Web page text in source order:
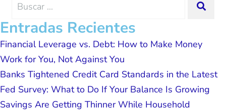
possible because of J Miller, and I am
Entradas Recientes
Financial Leverage vs. Debt: How to Make Money
Work for You, Not Against You
Banks Tightened Credit Card Standards in the Latest
Fed Survey: What to Do If Your Balance Is Growing
Savings Are Getting Thinner While Household